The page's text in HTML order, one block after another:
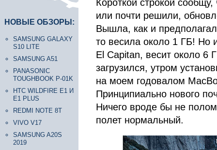
НОВЫЕ ОБЗОРЫ:
SAMSUNG GALAXY
S10 LITE
SAMSUNG A51
PANASONIC
TOUGHBOOK P-01K
HTC WILDFIRE E1 И
E1 PLUS
REDMI NOTE 8T
VIVO V17
SAMSUNG A20S
2019
Короткой строкой
или почти решили,
Вышла, как и
то весила около 1 ГБ! Но
El Capitan, весит около 6
загрузился, утром
на моем годовалом
Принципиально нового
Ничего вроде бы не
полет нормальный.